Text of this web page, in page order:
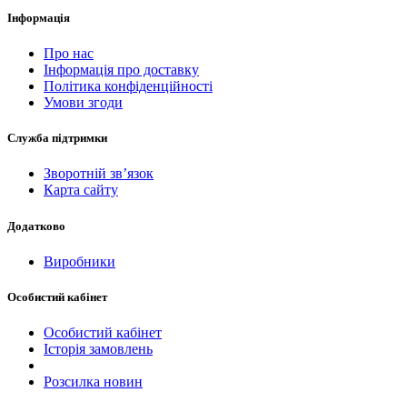
Інформація
Про нас
Інформація про доставку
Політика конфіденційності
Умови згоди
Служба підтримки
Зворотній зв’язок
Карта сайту
Додатково
Виробники
Особистий кабінет
Особистий кабінет
Історія замовлень
Розсилка новин